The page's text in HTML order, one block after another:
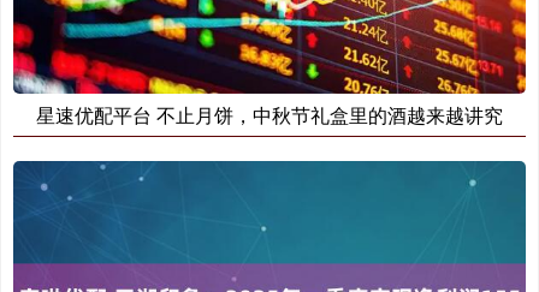
星速优配平台 不止月饼，中秋节礼盒里的酒越来越讲究